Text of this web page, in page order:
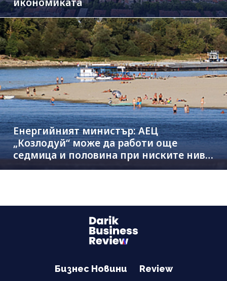
Енергийният министър: АЕЦ
„Козлодуй“ може да работи още
седмица и половина при ниските нива
на Дунав
Бизнес Новини
Review